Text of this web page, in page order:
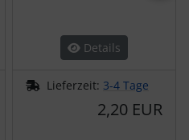
Details
Lieferzeit: 3-4 Tage
2,20 EUR